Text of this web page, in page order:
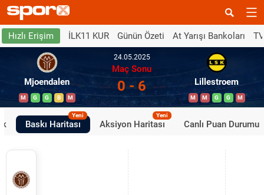
Hızlı Erişim İLK11 KUR Günün Özeti At Yarışı Bankoları
Mjoendalen
M G G B M
24.05.2025
Maç Sonu
0 - 6 Lillestroem
M M G G M
Baskı Haritası
Yeni
Aksiyon Haritası
Yeni
Canlı Puan Durumu